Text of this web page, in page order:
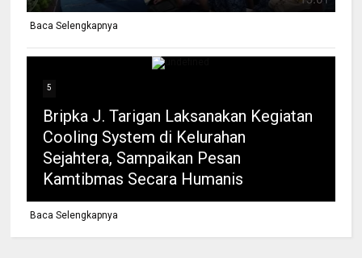
Baca Selengkapnya
5
Bripka J. Tarigan Laksanakan Kegiatan
Cooling System di Kelurahan
Sejahtera, Sampaikan Pesan
Kamtibmas Secara Humanis
Baca Selengkapnya